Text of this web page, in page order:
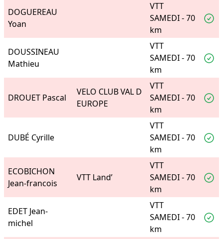
DOGUEREAU
Yoan
VTT
SAMEDI - 70
km
DOUSSINEAU
Mathieu
VTT
SAMEDI - 70
km
DROUET Pascal
VELO CLUB VAL D
EUROPE
VTT
SAMEDI - 70
km
DUBÉ Cyrille
VTT
SAMEDI - 70
km
ECOBICHON
Jean-francois
VTT Land’
VTT
SAMEDI - 70
km
EDET Jean-
michel
VTT
SAMEDI - 70
km